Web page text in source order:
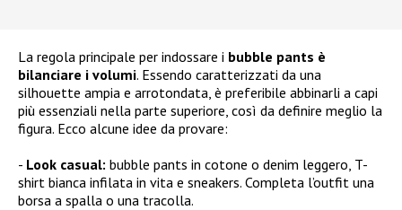
La regola principale per indossare i bubble pants è
bilanciare i volumi. Essendo caratterizzati da una
silhouette ampia e arrotondata, è preferibile abbinarli a capi
più essenziali nella parte superiore, così da definire meglio la
figura. Ecco alcune idee da provare:
Look casual: bubble pants in cotone o denim leggero, T-
shirt bianca infilata in vita e sneakers. Completa l’outfit una
borsa a spalla o una tracolla.